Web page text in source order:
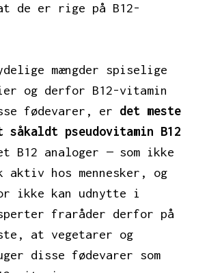
de er rige på B12-
mængder spiselige
og derfor B12-vitamin
fødevarer, er det meste
pseudovitamin B12
B12 analoger — som ikke
hos mennesker, og
ikke kan udnytte i
fraråder derfor på
at vegetarer og
disse fødevarer som